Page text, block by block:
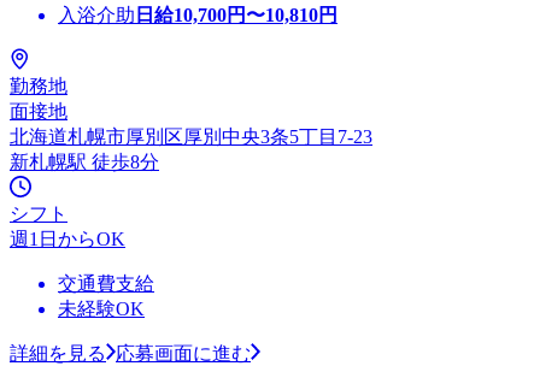
入浴介助 日給10,700円〜10,810円
勤務地
面接地
北海道札幌市厚別区厚別中央3条5丁目7-23
新札幌駅 徒歩8分
シフト
週1日からOK
交通費支給
未経験OK
詳細を見る
応募画面に進む